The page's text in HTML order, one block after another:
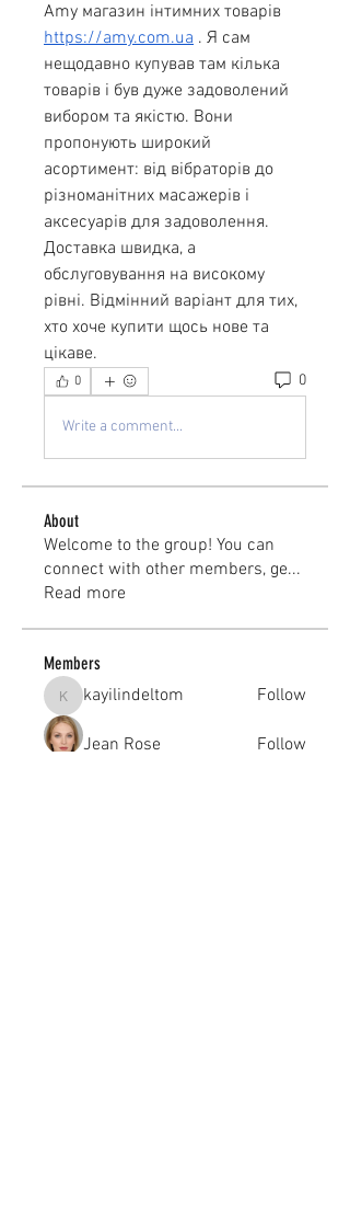
https://amy.com.ua . Я сам
нещодавно купував там кілька
товарів і був дуже задоволений
вибором та якістю. Вони
пропонують широкий
асортимент: від вібраторів до
різноманітних масажерів і
аксесуарів для задоволення.
Доставка швидка, а
обслуговування на високому
рівні. Відмінний варіант для тих,
хто хоче купити щось нове та
цікаве.
0 0
Write a comment...
About
Welcome to the group! You can
connect with other members, ge...
Read more
Members
kayilindeltom
kayilindeltom Follow
Jean Rose Follow